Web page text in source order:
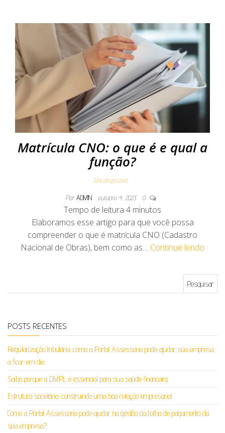
Matrícula CNO: o que é e qual a
função?
Uncategorized
Por ADMIN outubro 4, 2023 0
Tempo de leitura 4 minutos
Elaboramos esse artigo para que você possa
compreender o que é matrícula CNO (Cadastro
Nacional de Obras), bem como as… Continue lendo
POSTS RECENTES
Regularização tributária: como a Portal Assessoria pode ajudar sua empresa
a ficar em dia
Saiba porque a DMPL é essencial para sua saúde financeira
Estrutura societária: construindo uma boa relação empresarial
Como a Portal Assessoria pode ajudar na gestão da folha de pagamento da
sua empresa?